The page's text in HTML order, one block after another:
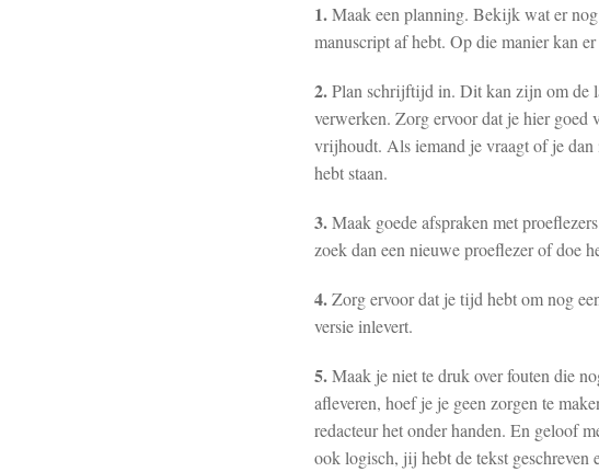
1.Maak een planning. Bekijk wat er
manuscript af hebt. Op die manier kan
2.Plan schrijftijd in. Dit kan zijn om de
verwerken. Zorg ervoor dat je hier
vrijhoudt. Als iemand je vraagt of je dan
hebt staan.
3.Maak goede afspraken met
zoek dan een nieuwe proeflezer of doe
4.Zorg ervoor dat je tijd hebt om nog
versie inlevert.
5.Maak je niet te druk over fouten die
afleveren, hoef je je geen zorgen te
redacteur het onder handen. En geloof
ook logisch, jij hebt de tekst geschreven